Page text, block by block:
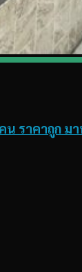
น ราคาถูก ม